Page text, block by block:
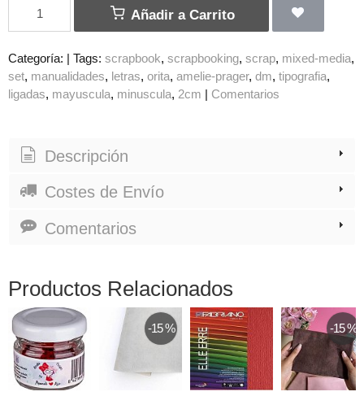
Añadir a Carrito
Categoría: | Tags: scrapbook scrapbooking scrap mixed-media
set manualidades letras orita amelie-prager dm tipografia
ligadas mayuscula minuscula 2cm | Comentarios
Descripción
Costes de Envío
Comentarios
Productos Relacionados
-15 % -15 %